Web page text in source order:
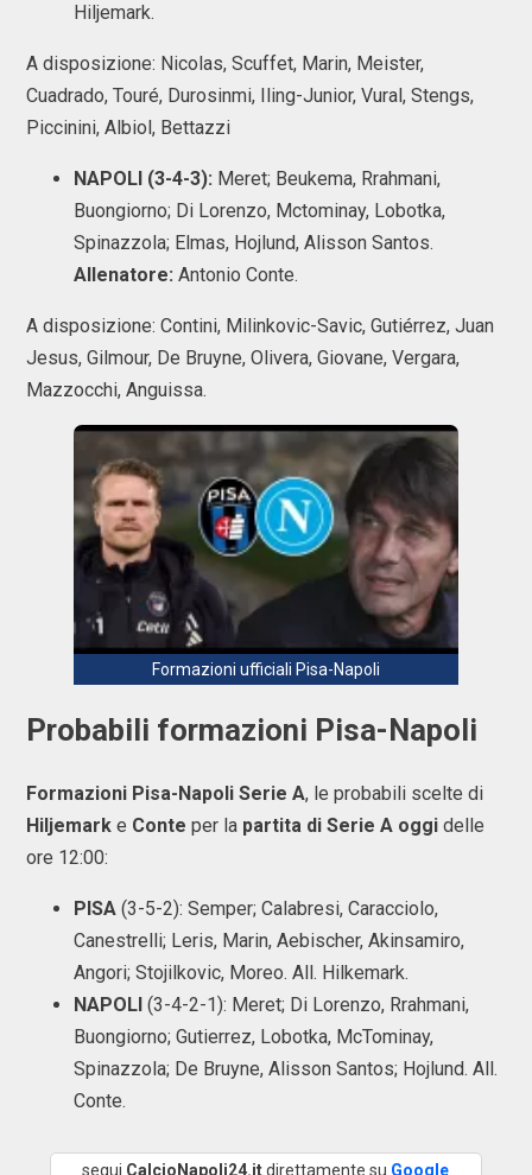
Hiljemark.
A disposizione: Nicolas, Scuffet, Marin, Meister,
Cuadrado, Touré, Durosinmi, Iling-Junior, Vural, Stengs,
Piccinini, Albiol, Bettazzi
NAPOLI (3-4-3): Meret; Beukema, Rrahmani,
Buongiorno; Di Lorenzo, Mctominay, Lobotka,
Spinazzola; Elmas, Hojlund, Alisson Santos.
Allenatore: Antonio Conte.
A disposizione: Contini, Milinkovic-Savic, Gutiérrez, Juan
Jesus, Gilmour, De Bruyne, Olivera, Giovane, Vergara,
Mazzocchi, Anguissa.
Formazioni ufficiali Pisa-Napoli
Probabili formazioni Pisa-Napoli
Formazioni Pisa-Napoli Serie A, le probabili scelte di
Hiljemark e Conte per la partita di Serie A oggi delle
ore 12:00:
PISA (3-5-2): Semper; Calabresi, Caracciolo,
Canestrelli; Leris, Marin, Aebischer, Akinsamiro,
Angori; Stojilkovic, Moreo. All. Hilkemark.
NAPOLI (3-4-2-1): Meret; Di Lorenzo, Rrahmani,
Buongiorno; Gutierrez, Lobotka, McTominay,
Spinazzola; De Bruyne, Alisson Santos; Hojlund. All.
Conte.
segui CalcioNapoli24.itdirettamente su Google